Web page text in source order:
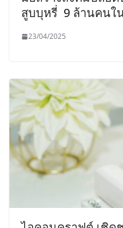
สูบบุหรี่ 9 ล้านคนใ
23/04/2025